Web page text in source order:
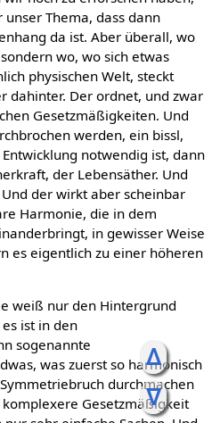
ᐃ
ᐁ
Thema, dass dann
da ist. Aber überall, wo
wo, wo sich etwas
physischen Welt, steckt
dahinter. Der ordnet, und zwar
Gesetzmäßigkeiten. Und
werden, ein bissl,
notwendig ist, dann
der Lebensäther. Und
der wirkt aber scheinbar
Harmonie, die in dem
in gewisser Weise
es eigentlich zu einer höheren
weiß nur den Hintergrund
ist in den
sogenannte
was zuerst so harmonisch
durchmachen
Gesetzmäßigkeit